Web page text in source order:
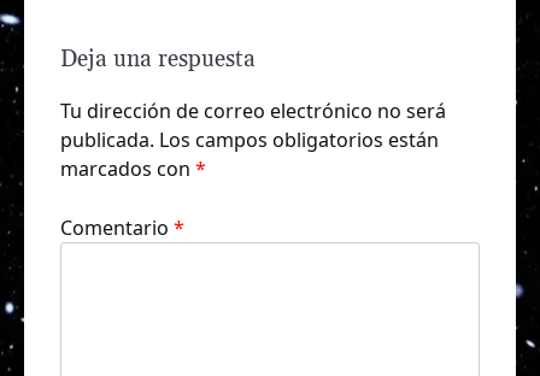
Deja una respuesta
Tu dirección de correo electrónico no será
publicada. Los campos obligatorios están
marcados con *
Comentario *